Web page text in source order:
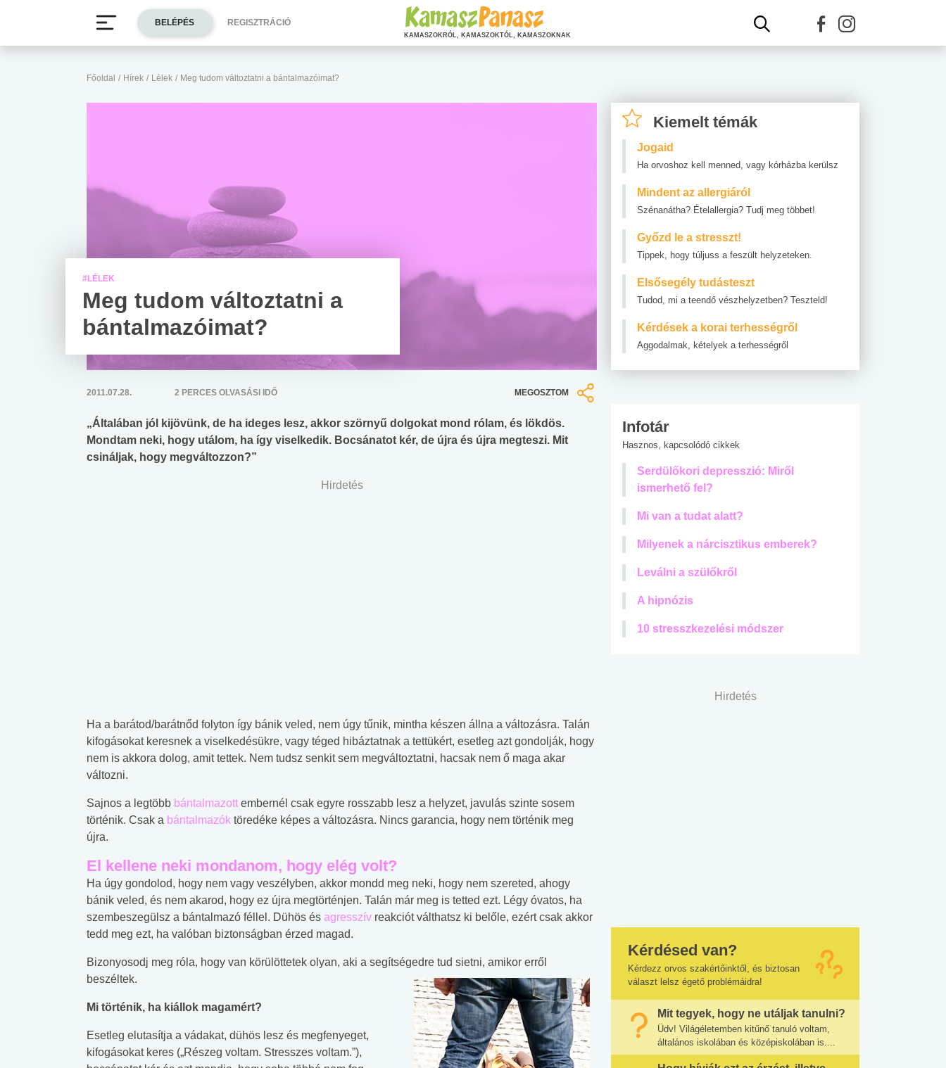
Főoldal / Hírek / Lélek / Meg tudom változtatni a bántalmazóimat?
#LÉLEK
Meg tudom változtatni a
bántalmazóimat?
2011.07.28. 2 PERCES OLVASÁSI IDŐ MEGOSZTOM
„Általában jól kijövünk, de ha ideges lesz, akkor szörnyű dolgokat mond rólam, és lökdös.
Mondtam neki, hogy utálom, ha így viselkedik. Bocsánatot kér, de újra és újra megteszi. Mit
csináljak, hogy megváltozzon?”
Hirdetés
Ha a barátod/barátnőd folyton így bánik veled, nem úgy tűnik, mintha készen állna a változásra. Talán
kifogásokat keresnek a viselkedésükre, vagy téged hibáztatnak a tettükért, esetleg azt gondolják, hogy
nem is akkora dolog, amit tettek. Nem tudsz senkit sem megváltoztatni, hacsak nem ő maga akar
változni.
Sajnos a legtöbb bántalmazott embernél csak egyre rosszabb lesz a helyzet, javulás szinte sosem
történik. Csak a bántalmazók töredéke képes a változásra. Nincs garancia, hogy nem történik meg
újra.
El kellene neki mondanom, hogy elég volt?
Ha úgy gondolod, hogy nem vagy veszélyben, akkor mondd meg neki, hogy nem szereted, ahogy
bánik veled, és nem akarod, hogy ez újra megtörténjen. Talán már meg is tetted ezt. Légy óvatos, ha
szembeszegülsz a bántalmazó féllel. Dühös és agresszív reakciót válthatsz ki belőle, ezért csak akkor
tedd meg ezt, ha valóban biztonságban érzed magad.
Bizonyosodj meg róla, hogy van körülöttetek olyan, aki a segítségedre tud sietni, amikor erről
beszéltek.
Mi történik, ha kiállok magamért?
Esetleg elutasítja a vádakat, dühös lesz és megfenyeget,
kifogásokat keres („Részeg voltam. Stresszes voltam.”),
Kiemelt témák
Jogaid
Ha orvoshoz kell menned, vagy kórházba kerülsz
Mindent az allergiáról
Szénanátha? Ételallergia? Tudj meg többet!
Győzd le a stresszt!
Tippek, hogy túljuss a feszült helyzeteken.
Elsősegély tudásteszt
Tudod, mi a teendő vészhelyzetben? Teszteld!
Kérdések a korai terhességről
Aggodalmak, kételyek a terhességről
Infotár
Hasznos, kapcsolódó cikkek
Serdülőkori depresszió: Miről
ismerhető fel?
Mi van a tudat alatt?
Milyenek a nárcisztikus emberek?
Leválni a szülőkről
A hipnózis
10 stresszkezelési módszer
Hirdetés
Kérdésed van?
Kérdezz orvos szakértőinktől, és biztosan
választ lelsz égető problémáidra!
Mit tegyek, hogy ne utáljak tanulni?
Üdv! Világéletemben kitűnő tanuló voltam,
általános iskolában és középiskolában is....
BELÉPÉS REGISZTRÁCIÓ
KAMASZOKRÓL, KAMASZOKTÓL, KAMASZOKNAK